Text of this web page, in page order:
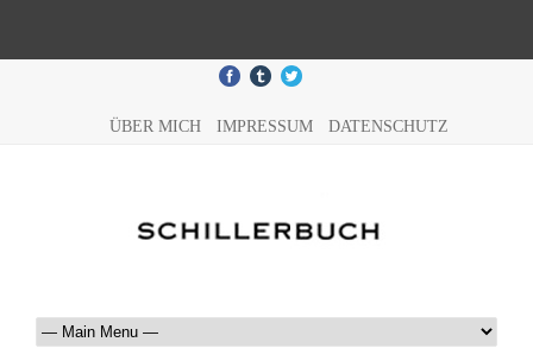
ÜBER MICH IMPRESSUM DATENSCHUTZ